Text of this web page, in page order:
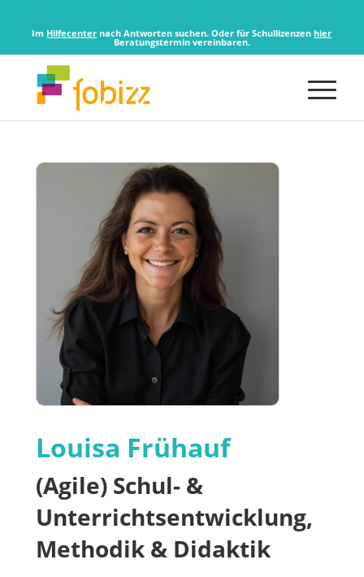
Im Hilfecenter nach Antworten suchen. Oder für Schullizenzenhier
Beratungstermin vereinbaren.
Louisa Frühauf
(Agile) Schul- &
Unterrichtsentwicklung,
Methodik & Didaktik